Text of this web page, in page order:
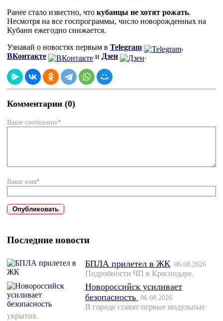
Ранее стало известно, что кубанцы не хотят рожать.
Несмотря на все госпрограммы, число новорожденных на
Кубани ежегодно снижается.
Узнавай о новостях первым в Telegram
,
ВКонтакте
и Дзен .
Комментарии (0)
Ваше сообщение*
Ваше имя*
Последние новости
БПЛА прилетел в ЖК 06.08.2026
Подробности ЧП в Краснодаре.
Новороссийск усиливает
безопасность 06.08.2026
В городе ставят первые модульные
укрытия.